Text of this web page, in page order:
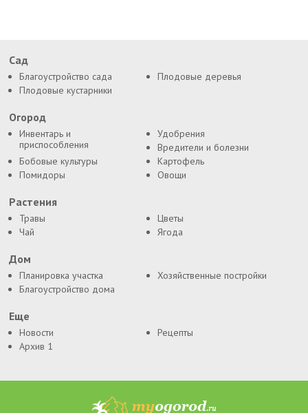
Сад
Благоустройство сада
Плодовые деревья
Плодовые кустарники
Огород
Инвентарь и
приспособления
Удобрения
Вредители и болезни
Бобовые культуры
Картофель
Помидоры
Овощи
Растения
Травы
Цветы
Чай
Ягода
Дом
Планировка участка
Хозяйственные постройки
Благоустройство дома
Еще
Новости
Рецепты
Архив 1